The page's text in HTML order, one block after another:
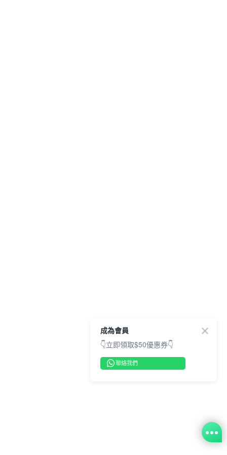
成為會員
👇立即領取$50優惠券👇
聯絡我們